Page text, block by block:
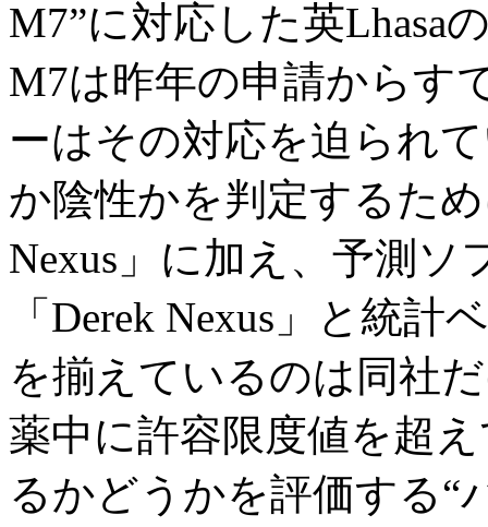
M7”に対応した英Lhasa
M7は昨年の申請からす
ーはその対応を迫られ
か陰性かを判定するた
Nexus」に加え、予測
「Derek Nexus」と統計
を揃えているのは同社
薬中に許容限度値を超
るかどうかを評価する“